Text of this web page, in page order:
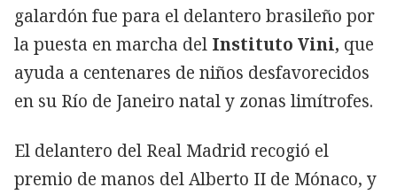
galardón fue para el delantero brasileño por
la puesta en marcha del Instituto Vini, que
ayuda a centenares de niños desfavorecidos
en su Río de Janeiro natal y zonas limítrofes.
El delantero del Real Madrid recogió el
premio de manos del Alberto II de Mónaco, y